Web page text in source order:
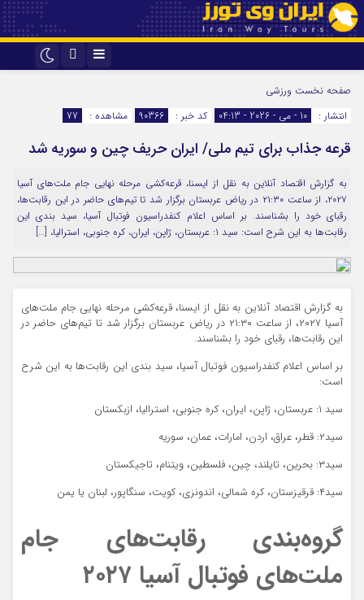
اینستاگرام
صفحه نخست ورزشی
انتشار :
10 - می - 2026 - 04:13 کد خبر : 90366 مشاهده : 77
قرعه جذاب برای تیم ملی/ ایران حریف چین و سوریه شد
به گزارش اقتصاد آنلاین به نقل از ایسنا، قرعه‌کشی مرحله نهایی جام ملت‌های آسیا
۲۰۲۷، از ساعت ۲۱:۳۰ در ریاض عربستان برگزار شد تا تیم‌های حاضر در این رقابت‌ها،
رقبای خود را بشناسند. بر اساس اعلام کنفدراسیون فوتبال آسیا، سید بندی این
رقابت‌ها به این شرح است: سید ۱: عربستان، ژاپن، ایران، کره جنوبی، استرالیا، […]
به گزارش اقتصاد آنلاین به نقل از ایسنا، قرعه‌کشی مرحله نهایی جام ملت‌های
آسیا ۲۰۲۷، از ساعت ۲۱:۳۰ در ریاض عربستان برگزار شد تا تیم‌های حاضر در
این رقابت‌ها، رقبای خود را بشناسند.
بر اساس اعلام کنفدراسیون فوتبال آسیا، سید بندی این رقابت‌ها به این شرح
است:
سید ۱: عربستان، ژاپن، ایران، کره جنوبی، استرالیا، ازبکستان
سید۲: قطر، عراق، اردن، امارات، عمان، سوریه
سید۳: بحرین، تایلند، چین، فلسطین، ویتنام، تاجیکستان
سید۴: قرقیزستان، کره شمالی، اندونزی، کویت، سنگاپور، لبنان یا یمن
گروه‌بندی رقابت‌های جام
ملت‌های فوتبال آسیا ۲۰۲۷